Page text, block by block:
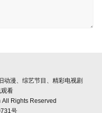
动漫、综艺节目、精彩电视剧
看
Rights Reserved
号